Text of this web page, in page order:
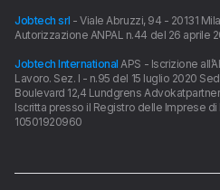
Jobtech srl - Viale Abruzzi, 94 - 20131
Autorizzazione ANPAL n.44 del 26 aprile
Jobtech International APS - Iscrizione
Lavoro. Sez. I - n.95 del 15 luglio 2020
Boulevard 12,4 Lundgrens
Iscritta presso il Registro delle Imprese di
10501920960